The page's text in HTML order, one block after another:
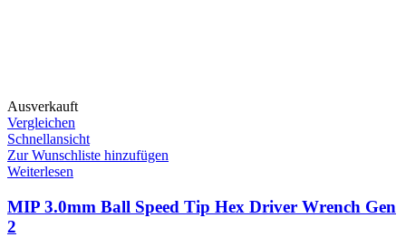
Ausverkauft
Vergleichen
Schnellansicht
Zur Wunschliste hinzufügen
Weiterlesen
MIP 3.0mm Ball Speed Tip Hex Driver Wrench Gen
2